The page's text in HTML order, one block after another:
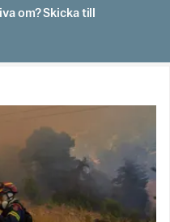
om? Skicka till